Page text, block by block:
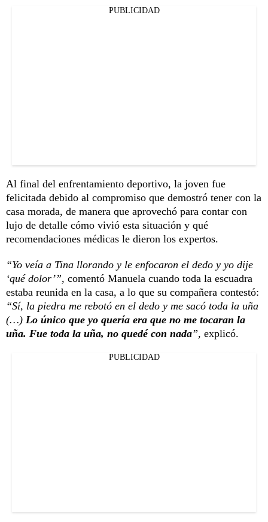
PUBLICIDAD
Al final del enfrentamiento deportivo, la joven fue
felicitada debido al compromiso que demostró tener con la
casa morada, de manera que aprovechó para contar con
lujo de detalle cómo vivió esta situación y qué
recomendaciones médicas le dieron los expertos.
“Yo veía a Tina llorando y le enfocaron el dedo y yo dije
‘qué dolor’”, comentó Manuela cuando toda la escuadra
estaba reunida en la casa, a lo que su compañera contestó:
“Sí, la piedra me rebotó en el dedo y me sacó toda la uña
(…) Lo único que yo quería era que no me tocaran la
uña. Fue toda la uña, no quedé con nada”, explicó.
PUBLICIDAD